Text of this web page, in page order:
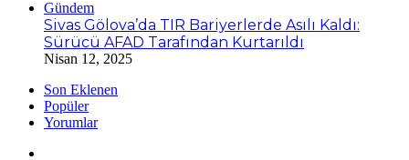
Gündem
Sivas Gölova’da TIR Bariyerlerde Asılı Kaldı:
Sürücü AFAD Tarafından Kurtarıldı
Nisan 12, 2025
Son Eklenen
Popüler
Yorumlar